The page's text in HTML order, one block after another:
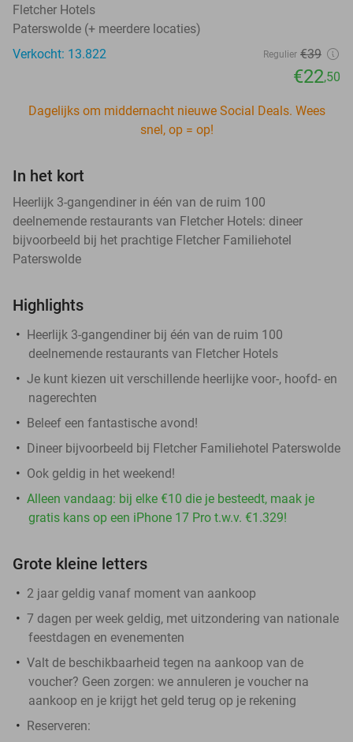
Fletcher Hotels
Paterswolde (+ meerdere locaties)
Verkocht: 13.822
Regulier €39
€22,50
Dagelijks om middernacht nieuwe Social Deals. Wees
snel, op = op!
In het kort
Heerlijk 3-gangendiner in één van de ruim 100
deelnemende restaurants van Fletcher Hotels: dineer
bijvoorbeeld bij het prachtige Fletcher Familiehotel
Paterswolde
Highlights
Heerlijk 3-gangendiner bij één van de ruim 100
deelnemende restaurants van Fletcher Hotels
Je kunt kiezen uit verschillende heerlijke voor-, hoofd- en
nagerechten
Beleef een fantastische avond!
Dineer bijvoorbeeld bij Fletcher Familiehotel Paterswolde
Ook geldig in het weekend!
Alleen vandaag: bij elke €10 die je besteedt, maak je
gratis kans op een iPhone 17 Pro t.w.v. €1.329!
Grote kleine letters
2 jaar geldig vanaf moment van aankoop
7 dagen per week geldig, met uitzondering van nationale
feestdagen en evenementen
Valt de beschikbaarheid tegen na aankoop van de
voucher? Geen zorgen: we annuleren je voucher na
aankoop en je krijgt het geld terug op je rekening
Reserveren: